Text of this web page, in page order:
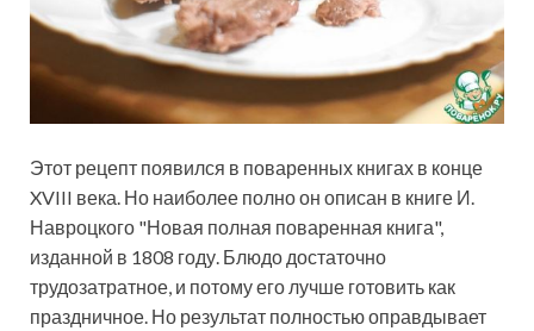
Этот рецепт появился в поваренных книгах в конце
XVIII века. Но наиболее полно он описан в книге И.
Навроцкого "Новая полная поваренная книга",
изданной в 1808 году. Блюдо достаточно
трудозатратное, и потому его лучше готовить как
праздничное. Но результат полностьюоправдывает